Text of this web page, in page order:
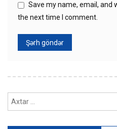
Save my name, email, and
the next time I comment.